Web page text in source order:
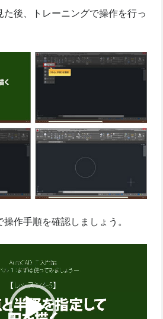
後、トレーニングで操作を行っ
作手順を確認しましょう。